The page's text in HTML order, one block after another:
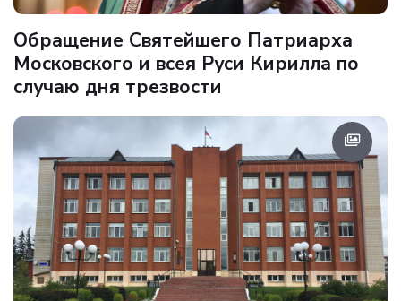
Обращение Святейшего Патриарха
Московского и всея Руси Кирилла по
случаю дня трезвости